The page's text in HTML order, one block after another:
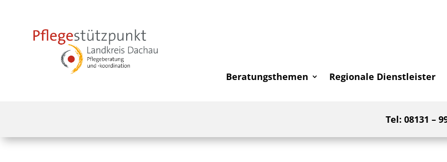
Beratungsthemen Regionale Dienstleister
Tel: 08131 –